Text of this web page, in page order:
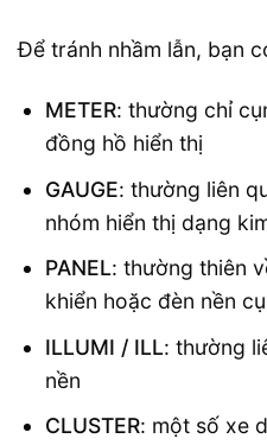
Để tránh nhầm lẫn, bạn
METER: thường chỉ
đồng hồ hiển thị
GAUGE: thường liên
nhóm hiển thị dạng
PANEL: thường thiên
khiển hoặc đèn nền
ILLUMI / ILL: thường
nền
CLUSTER: một số xe